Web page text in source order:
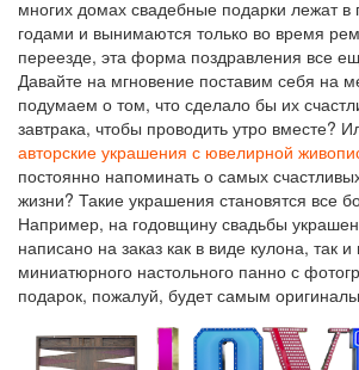
многих домах свадебные подарки лежат
годами и вынимаются только во время
переезде, эта форма поздравления все
Давайте на мгновение поставим себя на
подумаем о том, что сделало бы их
завтрака, чтобы проводить утро вместе?
авторские украшения с ювелирной
постоянно напоминать о самых
жизни? Такие украшения становятся все
Например, на годовщину свадьбы
написано на заказ как в виде кулона, так и
миниатюрного настольного панно с
подарок, пожалуй, будет самым